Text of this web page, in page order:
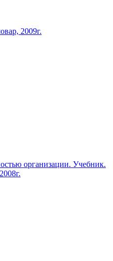
2009г.
организации. Учебник.